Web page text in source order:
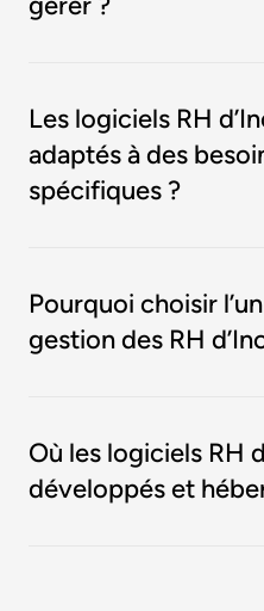
Les logiciels RH
adaptés à des
spécifiques ?
Pourquoi choisir
gestion des RH
Où les logiciels RH
développés et